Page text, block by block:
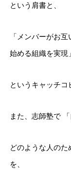
という肩書と、
「メンバーがお互
始める組織を実現」
というキャッチコ
また、志師塾で
どのような人のた
を、